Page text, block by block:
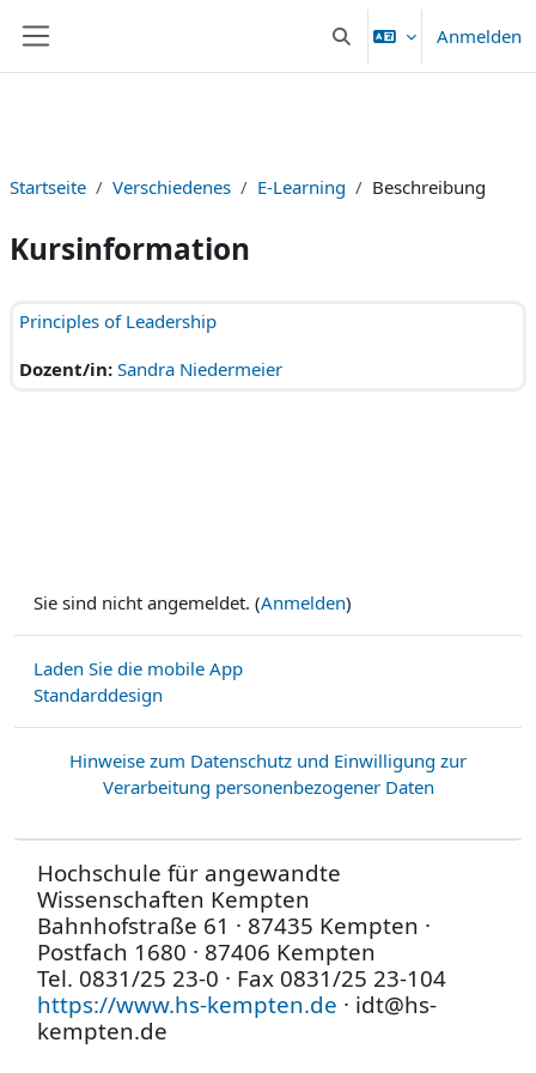
Sucheingabe umschalten
Anmelden
Startseite Verschiedenes E-Learning Beschreibung
Kursinformation
Principles of Leadership
Dozent/in: Sandra Niedermeier
Sie sind nicht angemeldet. (Anmelden)
Laden Sie die mobile App
Standarddesign
Hinweise zum Datenschutz und Einwilligung zur
Verarbeitung personenbezogener Daten
Hochschule für angewandte
Wissenschaften Kempten
Bahnhofstraße 61 · 87435 Kempten ·
Postfach 1680 · 87406 Kempten
Tel. 0831/25 23-0 · Fax 0831/25 23-104
https://www.hs-kempten.de · idt@hs-
kempten.de